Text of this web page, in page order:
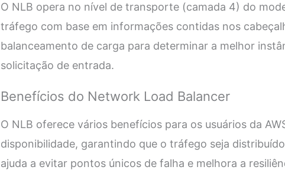
O NLB opera no nível de transporte (camada 4) do
tráfego com base em informações contidas nos
balanceamento de carga para determinar a melhor
solicitação de entrada.
Benefícios do Network Load Balancer
O NLB oferece vários benefícios para os usuários da
disponibilidade, garantindo que o tráfego seja
ajuda a evitar pontos únicos de falha e melhora a